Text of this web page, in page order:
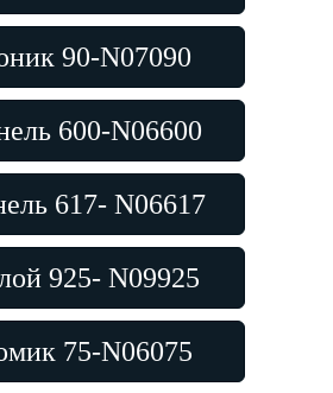
90-N07090
600-N06600
617- N06617
925- N09925
75-N06075